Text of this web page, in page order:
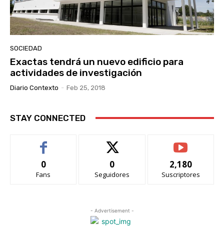
SOCIEDAD
Exactas tendrá un nuevo edificio para
actividades de investigación
Diario Contexto - Feb 25, 2018
STAY CONNECTED
0
Fans
0
Seguidores
2,180
Suscriptores
- Advertisement -